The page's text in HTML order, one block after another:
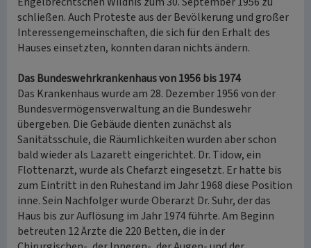
schließen. Auch Proteste aus der Bevölkerung und großer
Interessengemeinschaften, die sich für den Erhalt des
Hauses einsetzten, konnten daran nichts ändern.
Das Bundeswehrkrankenhaus von 1956 bis 1974
Das Krankenhaus wurde am 28. Dezember 1956 von der
Bundesvermögensverwaltung an die Bundeswehr
übergeben. Die Gebäude dienten zunächst als
Sanitätsschule, die Räumlichkeiten wurden aber schon
bald wieder als Lazarett eingerichtet. Dr. Tidow, ein
Flottenarzt, wurde als Chefarzt eingesetzt. Er hatte bis
zum Eintritt in den Ruhestand im Jahr 1968 diese Position
inne. Sein Nachfolger wurde Oberarzt Dr. Suhr, der das
Haus bis zur Auflösung im Jahr 1974 führte. Am Beginn
betreuten 12 Ärzte die 220 Betten, die in der